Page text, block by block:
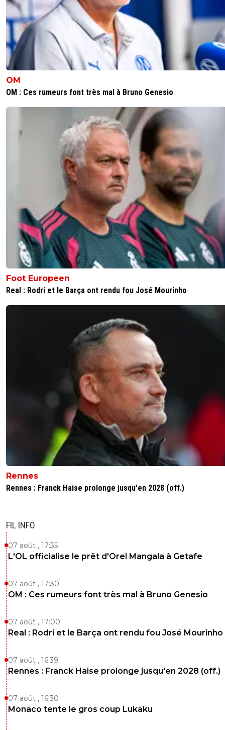
OM
OM : Ces rumeurs font très mal à Bruno Genesio
Foot Europeen
Real : Rodri et le Barça ont rendu fou José Mourinho
Rennes
Rennes : Franck Haise prolonge jusqu'en 2028 (off.)
FIL INFO
07 août , 17:35
L'OL officialise le prêt d'Orel Mangala à Getafe
07 août , 17:30
OM : Ces rumeurs font très mal à Bruno Genesio
07 août , 17:00
Real : Rodri et le Barça ont rendu fou José Mourinho
07 août , 16:39
Rennes : Franck Haise prolonge jusqu'en 2028 (off.)
07 août , 16:30
Monaco tente le gros coup Lukaku